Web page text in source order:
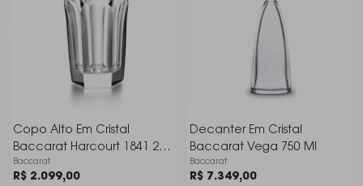
Copo Alto Em Cristal
Baccarat Harcourt 1841 290
Ml
Baccarat
R$ 2.099,00
Decanter Em Cristal
Baccarat Vega 750 Ml
Baccarat
R$ 7.349,00